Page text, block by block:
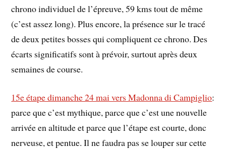
chrono individuel de l’épreuve, 59 kms tout de même
(c’est assez long). Plus encore, la présence sur le tracé
de deux petites bosses qui compliquent ce chrono. Des
écarts significatifs sont à prévoir, surtout après deux
semaines de course.
15e étape dimanche 24 mai vers Madonna di Campiglio:
parce que c’est mythique, parce que c’est une nouvelle
arrivée en altitude et parce que l’étape est courte, donc
nerveuse, et pentue. Il ne faudra pas se louper sur cette